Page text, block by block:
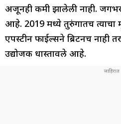
अजूनही कमी झालेली नाही.
आहे. 2019 मध्ये तुरुंगातच त्याचा
एपस्टीन फाईल्सने ब्रिटनच नाही
उद्योजक धास्तावले आहे.